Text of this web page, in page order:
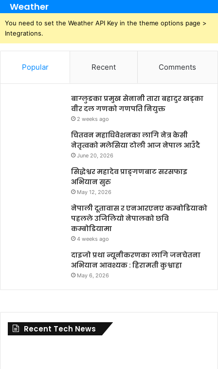
Weather
You need to set the Weather API Key in the theme options page >
Integrations.
Popular Recent Comments
बाग्लुङका प्रमुख सेनानी तारा बहादुर खड्का
वीर दल गणको गणपति नियुक्त
2 weeks ago
चितवन महाधिवेशनका लागि नेत्र केसी
नेतृत्वको मलेसिया टोली आज नेपाल आउँदै
June 20, 2026
सिद्धेश्वर महादेव प्राङ्गणबाट सरसफाइ
अभियान सुरु
May 12, 2026
नेपाली दूतावास र एनआरएनए कम्बोडियाको
पहलले उजिलियो नेपालको छवि
कम्बोडियामा
4 weeks ago
दाइजो प्रथा न्यूनीकरणका लागि जनचेतना
अभियान आवश्यक : हिरामती कुश्वाहा
May 6, 2026
Recent Tech News